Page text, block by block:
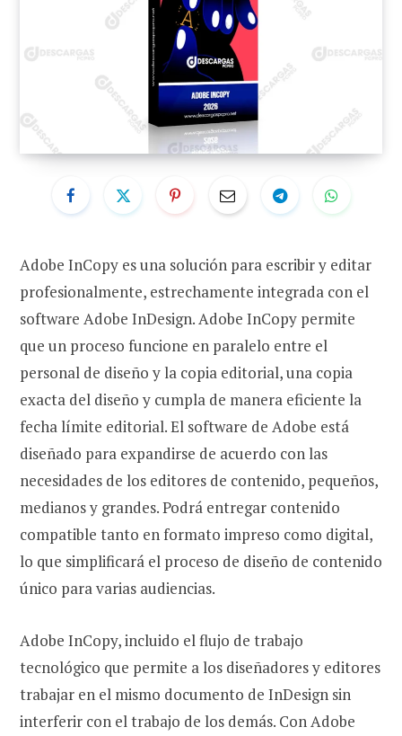
Adobe InCopy es una solución para escribir y editar
profesionalmente, estrechamente integrada con el
software Adobe InDesign. Adobe InCopy permite
que un proceso funcione en paralelo entre el
personal de diseño y la copia editorial, una copia
exacta del diseño y cumpla de manera eficiente la
fecha límite editorial. El software de Adobe está
diseñado para expandirse de acuerdo con las
necesidades de los editores de contenido, pequeños,
medianos y grandes. Podrá entregar contenido
compatible tanto en formato impreso como digital,
lo que simplificará el proceso de diseño de contenido
único para varias audiencias.
Adobe InCopy, incluido el flujo de trabajo
tecnológico que permite a los diseñadores y editores
trabajar en el mismo documento de InDesign sin
interferir con el trabajo de los demás. Con Adobe